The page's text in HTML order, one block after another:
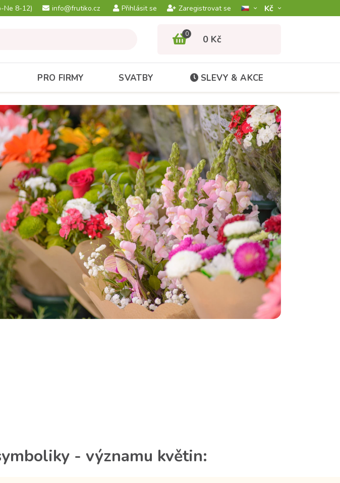
Ne 8-12) info@frutiko.cz Přihlásit se Zaregistrovat se Kč­
0 0 Kč
PRO FIRMY SVATBY SLEVY & AKCE
- významu květin: